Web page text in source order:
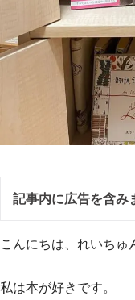
記事内に広告を含み
こんにちは、れいちゅ
私は本が好きです。